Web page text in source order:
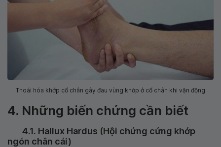
Thoái hóa khớp cổ chân gây đau vùng khớp ở cổ chân khi vận động
4. Những biến chứng cần biết
4.1. Hallux Hardus (Hội chứng cứng khớp
ngón chân cái)